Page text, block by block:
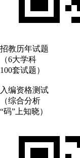
招教历年试题
（6大学科
100套试题）
入编资格测试
（综合分析
“码”上知晓）